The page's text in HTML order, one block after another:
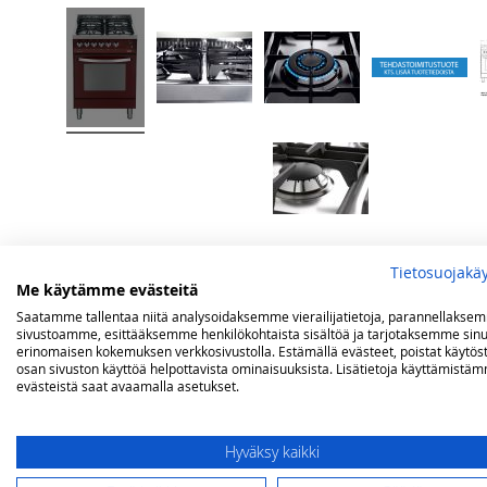
Lisätietoja
Mitat
(lxsxk) 60 x 60 x 85(-90,5) cm
Polttimien teho
1,1 kW, 1,75 kW, 2,8 kW ja
2-osainen, valurautaa
Olet arvostelemassa:
Lofra Rainbow kaasuliesi sähköuunilla 60
Arviosi
Me käytämme evästeitä
Saatamme tallentaa niitä analysoidaksemme vierailijatietoja,
sivustoamme, esittääksemme henkilökohtaista sisältöä ja tarjotaksemme
erinomaisen kokemuksen verkkosivustolla. Estämällä evästeet, poistat
osan sivuston käyttöä helpottavista ominaisuuksista. Lisätietoja
evästeistä saat avaamalla asetukset.
Hyväksy kaikki